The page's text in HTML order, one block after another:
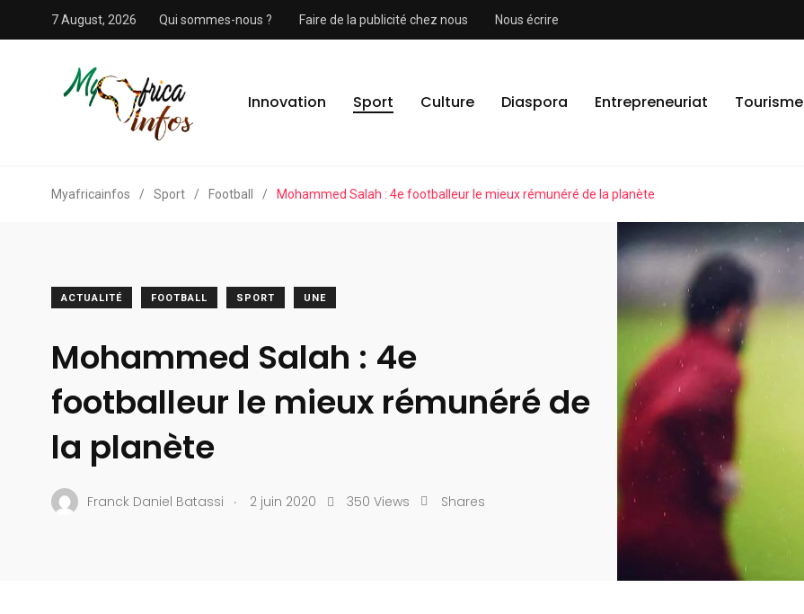
7 August, 2026 Qui sommes-nous ? Faire de la publicité chez nous Nous écrire
Innovation Sport Culture Diaspora Entrepreneuriat Tourisme
Myafricainfos / Sport / Football / Mohammed Salah : 4e footballeur le mieux rémunéré de la planète
ACTUALITÉ FOOTBALL SPORT UNE
Mohammed Salah : 4e
footballeur le mieux rémunéré de
la planète
Franck Daniel Batassi . 2 juin 2020 350 Views Shares